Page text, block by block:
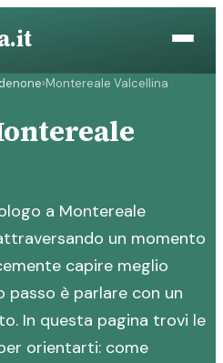
›Montereale Valcellina
a Montereale
un momento
capire meglio
passo è parlare con un
In questa pagina trovi le
orientarti: come